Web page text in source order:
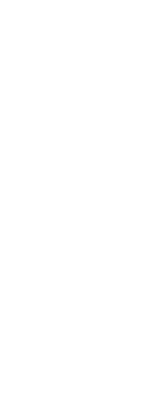
خارجی؟
حق می دهیم .
و شناختی که سال ها